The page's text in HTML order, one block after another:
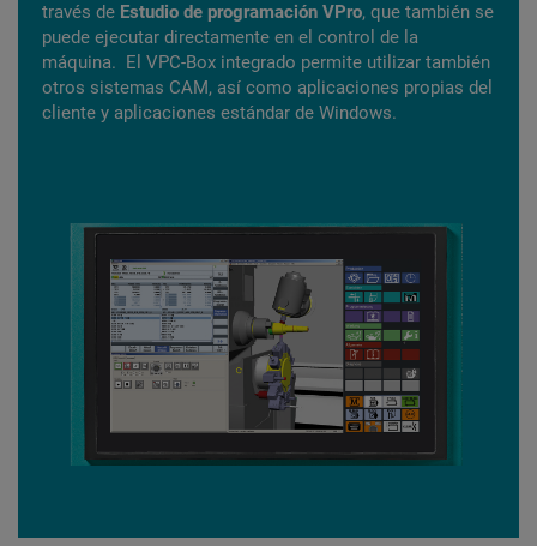
través de Estudio de programación VPro, que también se
puede ejecutar directamente en el control de la
máquina. El VPC-Box integrado permite utilizar también
otros sistemas CAM, así como aplicaciones propias del
cliente y aplicaciones estándar de Windows.